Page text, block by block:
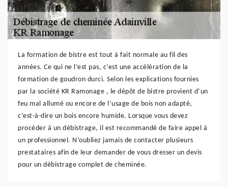
La formation de bistre est tout à fait normale au fil des
années. Ce qui ne l’est pas, c’est une accélération de la
formation de goudron durci. Selon les explications fournies
par la société KR Ramonage , le dépôt de bistre provient d’un
feu mal allumé ou encore de l’usage de bois non adapté,
c’est-à-dire un bois encore humide. Lorsque vous devez
procéder à un débistrage, il est recommandé de faire appel à
un professionnel. N’oubliez jamais de contacter plusieurs
prestataires afin de leur demander de vous dresser un devis
pour un débistrage complet de cheminée.